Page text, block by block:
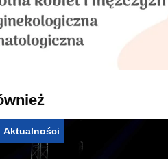
Aktualności